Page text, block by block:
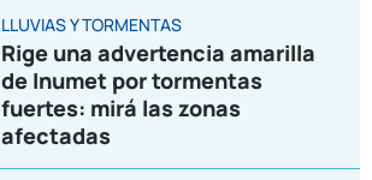
LLUVIAS Y TORMENTAS
Rige una advertencia amarilla
de Inumet por tormentas
fuertes: mirá las zonas
afectadas